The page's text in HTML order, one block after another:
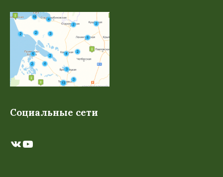
Социальные сети
ВКонтакте
YouTube